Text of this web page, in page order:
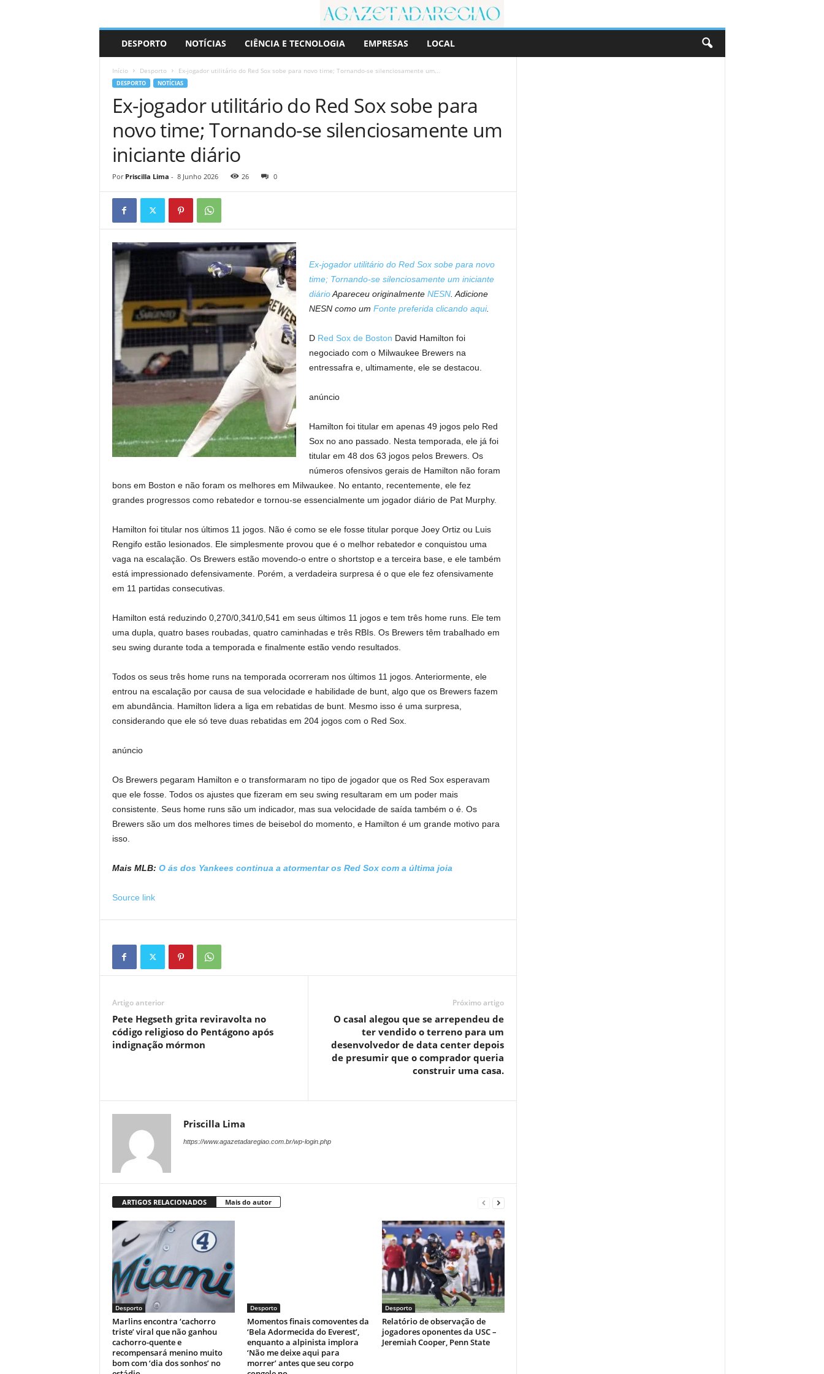
r
DESPORTO NOTÍCIAS CIÊNCIA E TECNOLOGIA EMPRESAS LOCAL
Início Desporto Ex-jogador utilitário do Red Sox sobe para novo time; Tornando-se silenciosamente um...
DESPORTO NOTÍCIAS
Ex-jogador utilitário do Red Sox sobe para
novo time; Tornando-se silenciosamente um
iniciante diário
Por Priscilla Lima - 8 Junho 2026 26 0
Ex-jogador utilitário do Red Sox sobe para novo
time; Tornando-se silenciosamente um iniciante
diárioApareceu originalmente NESN. Adicione
NESN como um Fonte preferida clicando aqui.
D Red Sox de Boston David Hamilton foi
negociado com o Milwaukee Brewers na
entressafra e, ultimamente, ele se destacou.
anúncio
Hamilton foi titular em apenas 49 jogos pelo Red
Sox no ano passado. Nesta temporada, ele já foi
titular em 48 dos 63 jogos pelos Brewers. Os
números ofensivos gerais de Hamilton não foram
bons em Boston e não foram os melhores em Milwaukee. No entanto, recentemente, ele fez
grandes progressos como rebatedor e tornou-se essencialmente um jogador diário de Pat Murphy.
Hamilton foi titular nos últimos 11 jogos. Não é como se ele fosse titular porque Joey Ortiz ou Luis
Rengifo estão lesionados. Ele simplesmente provou que é o melhor rebatedor e conquistou uma
vaga na escalação. Os Brewers estão movendo-o entre o shortstop e a terceira base, e ele também
está impressionado defensivamente. Porém, a verdadeira surpresa é o que ele fez ofensivamente
em 11 partidas consecutivas.
Hamilton está reduzindo 0,270/0,341/0,541 em seus últimos 11 jogos e tem três home runs. Ele tem
uma dupla, quatro bases roubadas, quatro caminhadas e três RBIs. Os Brewers têm trabalhado em
seu swing durante toda a temporada e finalmente estão vendo resultados.
Todos os seus três home runs na temporada ocorreram nos últimos 11 jogos. Anteriormente, ele
entrou na escalação por causa de sua velocidade e habilidade de bunt, algo que os Brewers fazem
em abundância. Hamilton lidera a liga em rebatidas de bunt. Mesmo isso é uma surpresa,
considerando que ele só teve duas rebatidas em 204 jogos com o Red Sox.
anúncio
Os Brewers pegaram Hamilton e o transformaram no tipo de jogador que os Red Sox esperavam
que ele fosse. Todos os ajustes que fizeram em seu swing resultaram em um poder mais
consistente. Seus home runs são um indicador, mas sua velocidade de saída também o é. Os
Brewers são um dos melhores times de beisebol do momento, e Hamilton é um grande motivo para
isso.
Mais MLB: O ás dos Yankees continua a atormentar os Red Sox com a última joia
Source link
Artigo anterior
Pete Hegseth grita reviravolta no
código religioso do Pentágono após
indignação mórmon
Próximo artigo
O casal alegou que se arrependeu de
ter vendido o terreno para um
desenvolvedor de data center depois
de presumir que o comprador queria
construir uma casa.
Priscilla Lima
https://www.agazetadaregiao.com.br/wp-login.php
ARTIGOS RELACIONADOS Mais do autor
Desporto
Marlins encontra ‘cachorro
triste’ viral que não ganhou
cachorro-quente e
recompensará menino muito
bom com ‘dia dos sonhos’ no
Desporto
Momentos finais comoventes da
‘Bela Adormecida do Everest’,
enquanto a alpinista implora
‘Não me deixe aqui para
morrer’ antes que seu corpo
Desporto
Relatório de observação de
jogadores oponentes da USC –
Jeremiah Cooper, Penn State